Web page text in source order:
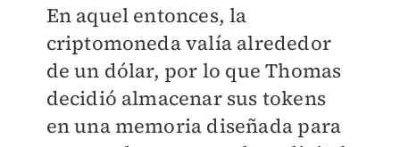
En aquel entonces, la
criptomoneda valía alrededor
de un dólar, por lo que Thomas
decidió almacenar sus tokens
en una memoria diseñada para